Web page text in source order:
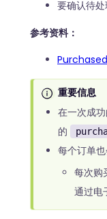
要确认待
参考资料：
重要信息
在一次成
的
每个订单
每次购
通过电